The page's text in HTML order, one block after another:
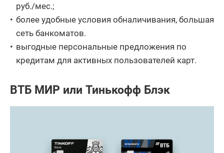
руб./мес.;
более удобные условия обналичивания, большая
сеть банкоматов.
выгодные персональные предложения по
кредитам для активных пользователей карт.
ВТБ МИР или Тинькофф Блэк